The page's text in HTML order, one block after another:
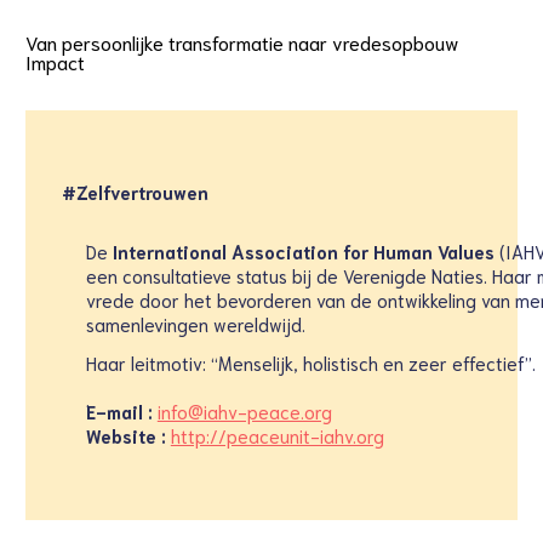
Van persoonlijke transformatie naar vredesopbouw
Impact
#Zelfvertrouwen
De International Association for Human Values
een consultatieve status bij de Verenigde Naties. Haar
vrede door het bevorderen van de ontwikkeling van
samenlevingen wereldwijd.
Haar leitmotiv: “Menselijk, holistisch en zeer effectief”.
E-mail : info@iahv-peace.org
Website : http://peaceunit-iahv.org